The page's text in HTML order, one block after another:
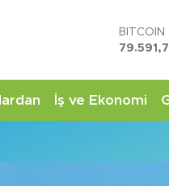
BITCOIN
EURO
İş ve Ekonomi